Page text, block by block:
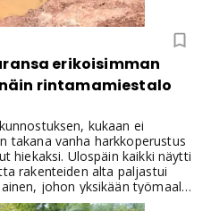
erikoisimman
rintamamiestalo
kukaan ei
takana vanha harkkoperustus
hiekaksi. Ulospäin kaikki näytti
rakenteiden alta paljastui
johon yksikään työmaalla
aiemmin.